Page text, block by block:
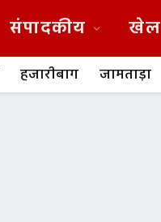
संपादकीय खेल
हजारीबाग जामताड़ा